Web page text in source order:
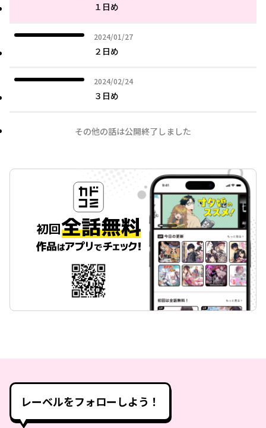
１日め
2024/01/27
2024年01月27日
２日め
2024/02/24
2024年02月24日
３日め
その他の話は公開終了しました
レーベルをフォローしよう！